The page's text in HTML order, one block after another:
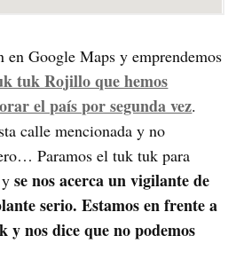
en Google Maps y emprendemos
tuk Rojillo que hemos
el país por segunda vez.
calle mencionada y no
Paramos el tuk tuk para
yse nos acerca un vigilante de
serio. Estamos en frente a
y nos dice que no podemos